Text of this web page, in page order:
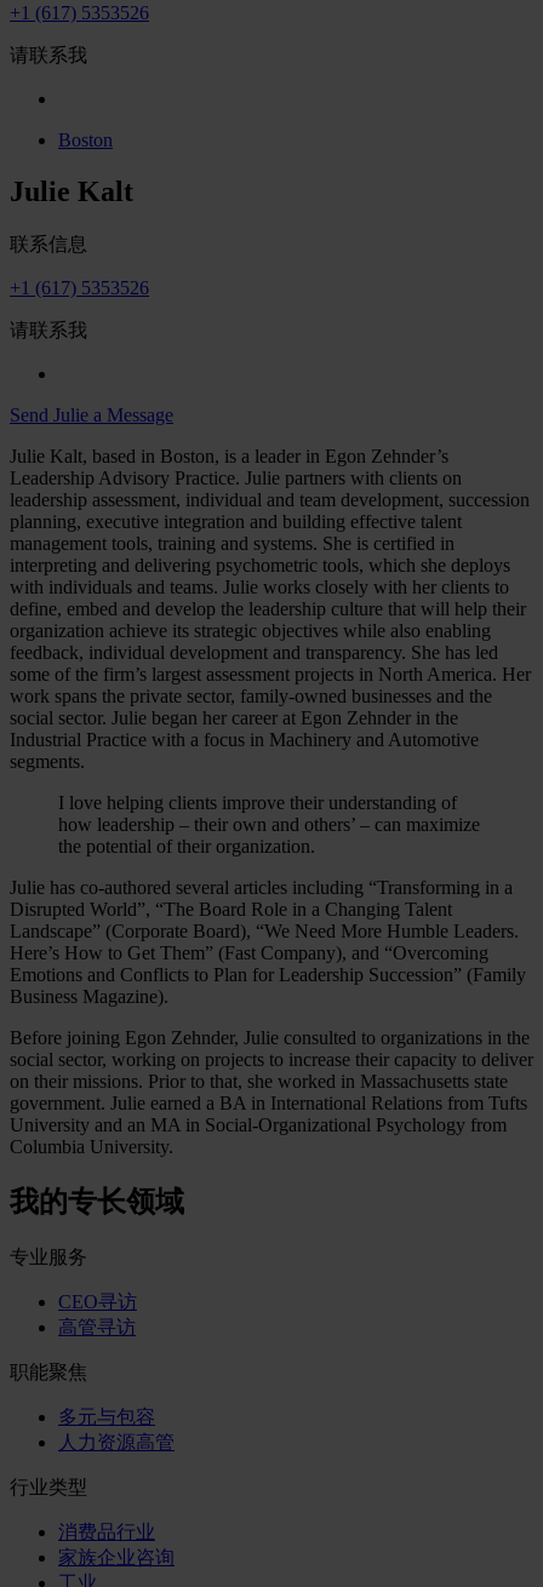
+1 (617) 5353526
请联系我
Boston
Julie Kalt
联系信息
+1 (617) 5353526
请联系我
Send Julie a Message
Julie Kalt, based in Boston, is a leader in Egon Zehnder’s
Leadership Advisory Practice. Julie partners with clients on
leadership assessment, individual and team development, succession
planning, executive integration and building effective talent
management tools, training and systems. She is certified in
interpreting and delivering psychometric tools, which she deploys
with individuals and teams. Julie works closely with her clients to
define, embed and develop the leadership culture that will help their
organization achieve its strategic objectives while also enabling
feedback, individual development and transparency. She has led
some of the firm’s largest assessment projects in North America. Her
work spans the private sector, family-owned businesses and the
social sector. Julie began her career at Egon Zehnder in the
Industrial Practice with a focus in Machinery and Automotive
segments.
I love helping clients improve their understanding of
how leadership – their own and others’ – can maximize
the potential of their organization.
Julie has co-authored several articles including “Transforming in a
Disrupted World”, “The Board Role in a Changing Talent
Landscape” (Corporate Board), “We Need More Humble Leaders.
Here’s How to Get Them” (Fast Company), and “Overcoming
Emotions and Conflicts to Plan for Leadership Succession” (Family
Business Magazine).
Before joining Egon Zehnder, Julie consulted to organizations in the
social sector, working on projects to increase their capacity to deliver
on their missions. Prior to that, she worked in Massachusetts state
government. Julie earned a BA in International Relations from Tufts
University and an MA in Social-Organizational Psychology from
Columbia University.
我的专长领域
专业服务
CEO寻访
高管寻访
职能聚焦
多元与包容
人力资源高管
行业类型
消费品行业
家族企业咨询
工业